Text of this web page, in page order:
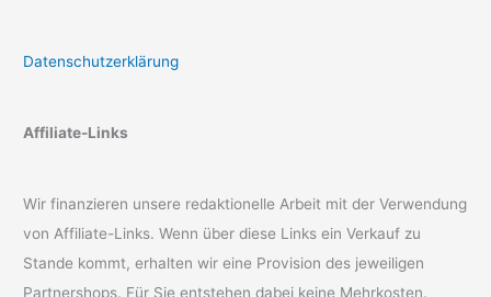
Datenschutzerklärung
Affiliate-Links
Wir finanzieren unsere redaktionelle Arbeit mit der Verwendung
von Affiliate-Links. Wenn über diese Links ein Verkauf zu
Stande kommt, erhalten wir eine Provision des jeweiligen
Partnershops. Für Sie entstehen dabei keine Mehrkosten.